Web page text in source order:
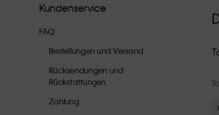
Kundenservice
FAQ
Bestellungen und Versand
Rücksendungen und
Rückstattungen
Zahlung